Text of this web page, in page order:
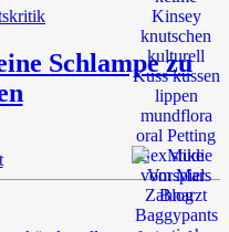
Schlampe zu